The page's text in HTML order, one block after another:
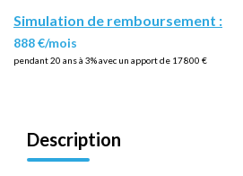
Simulation de remboursement :
888 €/mois
pendant 20 ans à 3% avec un apport de 17 800 €
Description